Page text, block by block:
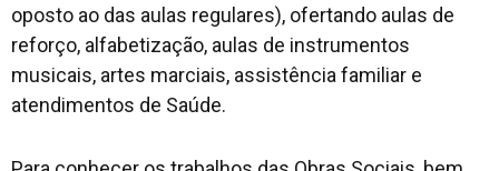
oposto ao das aulas regulares), ofertando aulas de
reforço, alfabetização, aulas de instrumentos
musicais, artes marciais, assistência familiar e
atendimentos de Saúde.